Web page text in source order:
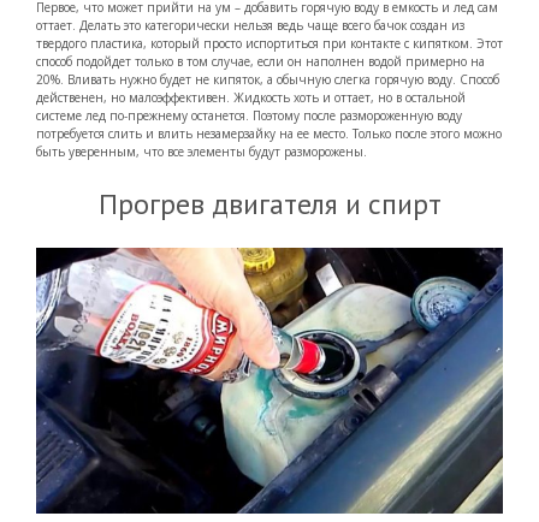
Первое, что может прийти на ум – добавить горячую воду в емкость и лед сам
оттает. Делать это категорически нельзя ведь чаще всего бачок создан из
твердого пластика, который просто испортиться при контакте с кипятком. Этот
способ подойдет только в том случае, если он наполнен водой примерно на
20%. Вливать нужно будет не кипяток, а обычную слегка горячую воду. Способ
действенен, но малоэффективен. Жидкость хоть и оттает, но в остальной
системе лед по-прежнему останется. Поэтому после размороженную воду
потребуется слить и влить незамерзайку на ее место. Только после этого можно
быть уверенным, что все элементы будут разморожены.
Прогрев двигателя и спирт